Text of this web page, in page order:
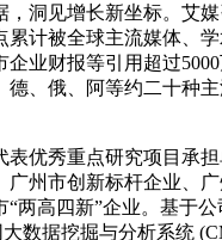
，洞见增长新坐标。艾
累计被全球主流媒体、
业财报等引用超过
、俄、阿等约二十种主
表优秀重点研究项目承
广州市创新标杆企业、
“两高四新”企业。基于
数据挖掘与分析系统